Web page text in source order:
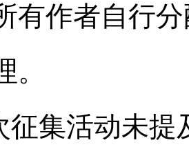
有作者自行
活动未提